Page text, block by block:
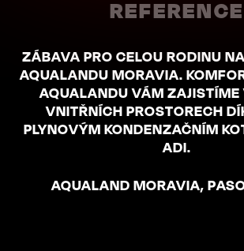
REFERENCE
ZÁBAVA PRO CELOU RODINU
AQUALANDU MORAVIA.
AQUALANDU VÁM ZAJISTÍME
VNITŘNÍCH PROSTORECH
PLYNOVÝM KONDENZAČNÍM
ADI.
AQUALAND MORAVIA,